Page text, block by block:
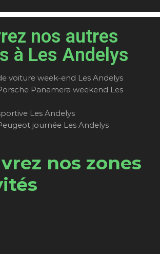
nos autres
à Les Andelys
voiture week-end Les Andelys
Panamera weekend Les
Les Andelys
journée Les Andelys
nos zones